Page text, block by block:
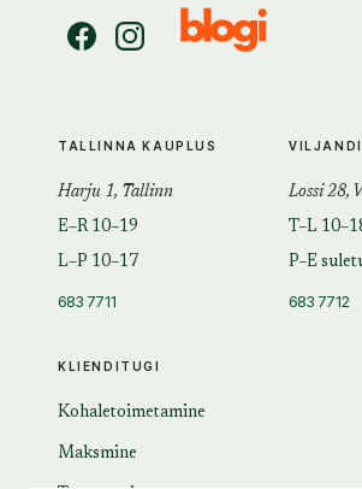
KLIENDITUGI
Kohaletoimetamine
Maksmine
TALLINNA KAUPLUS
Harju 1, Tallinn
E–R 10–19
L–P 10–17
683 7711
Lossi 28,
T–L
P–E
683 7712